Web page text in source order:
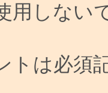
用しない
トは必須